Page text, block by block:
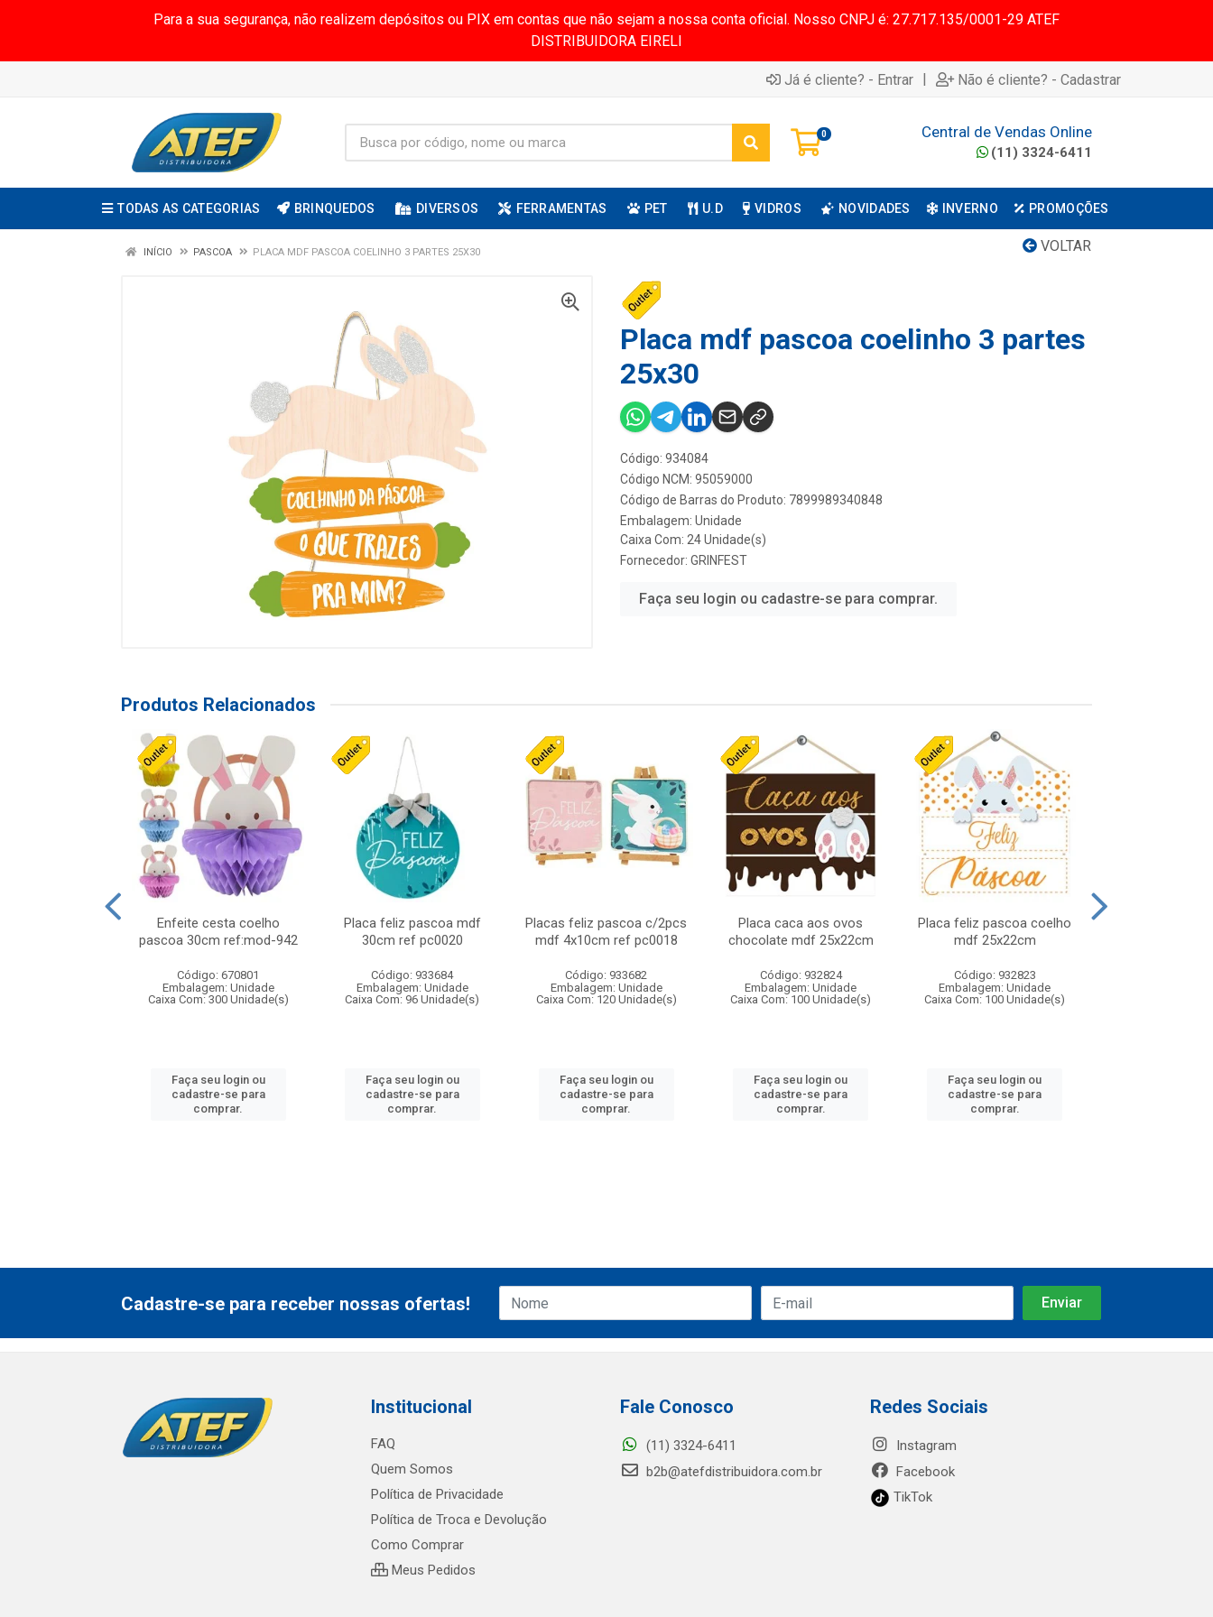
Para a sua segurança, não realizem depósitos ou PIX em contas que não sejam a nossa conta oficial. Nosso CNPJ é: 27.717.135/0001-29 ATEF
DISTRIBUIDORA EIRELI
Já é cliente? - Entrar | Não é cliente? - Cadastrar
0 Central de Vendas Online
(11) 3324-6411
TODAS AS CATEGORIAS BRINQUEDOS DIVERSOS FERRAMENTAS PET U.D VIDROS NOVIDADES INVERNO PROMOÇÕES
VOLTAR
INÍCIO PASCOA PLACA MDF PASCOA COELINHO 3 PARTES 25X30
Placa mdf pascoa coelinho 3 partes
25x30
Código: 934084
Código NCM: 95059000
Código de Barras do Produto: 7899989340848
Embalagem: Unidade
Caixa Com: 24 Unidade(s)
Fornecedor: GRINFEST
Faça seu login ou cadastre-se para comprar.
Produtos Relacionados
Enfeite cesta coelho
pascoa 30cm ref:mod-942
Código: 670801
Embalagem: Unidade
Caixa Com: 300 Unidade(s)
Faça seu login ou
cadastre-se para
comprar.
Placa feliz pascoa mdf
30cm ref pc0020
Código: 933684
Embalagem: Unidade
Caixa Com: 96 Unidade(s)
Faça seu login ou
cadastre-se para
comprar.
Placas feliz pascoa c/2pcs
mdf 4x10cm ref pc0018
Código: 933682
Embalagem: Unidade
Caixa Com: 120 Unidade(s)
Faça seu login ou
cadastre-se para
comprar.
Placa caca aos ovos
chocolate mdf 25x22cm
Código: 932824
Embalagem: Unidade
Caixa Com: 100 Unidade(s)
Faça seu login ou
cadastre-se para
comprar.
Placa feliz pascoa coelho
mdf 25x22cm
Código: 932823
Embalagem: Unidade
Caixa Com: 100 Unidade(s)
Faça seu login ou
cadastre-se para
comprar.
Cadastre-se para receber nossas ofertas!
Institucional
FAQ
Quem Somos
Política de Privacidade
Política de Troca e Devolução
Como Comprar
Meus Pedidos
Fale Conosco
(11) 3324-6411
b2b@atefdistribuidora.com.br
Redes Sociais
Instagram
Facebook
TikTok